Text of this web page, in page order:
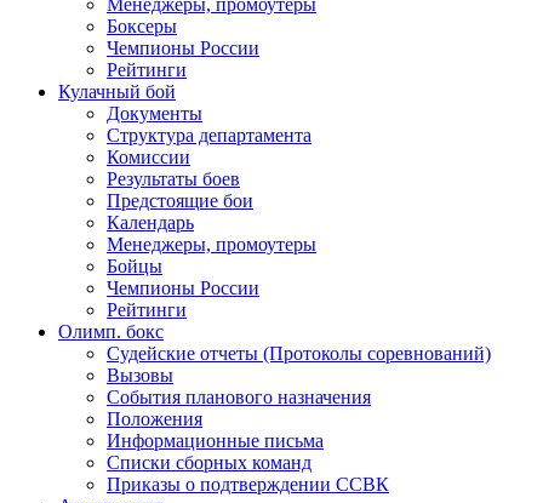
Менеджеры, промоутеры
Боксеры
Чемпионы России
Рейтинги
Кулачный бой
Документы
Структура департамента
Комиссии
Результаты боев
Предстоящие бои
Календарь
Менеджеры, промоутеры
Бойцы
Чемпионы России
Рейтинги
Олимп. бокс
Судейские отчеты (Протоколы соревнований)
Вызовы
События планового назначения
Положения
Информационные письма
Списки сборных команд
Приказы о подтверждении ССВК